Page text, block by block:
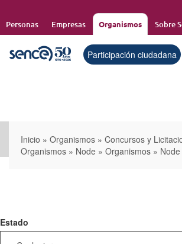
contenido
Personas Empresas Organismos Sobre
Participación ciudadana
Inicio » Organismos » Concursos y
Organismos » Node » Organismos » Node
Estado